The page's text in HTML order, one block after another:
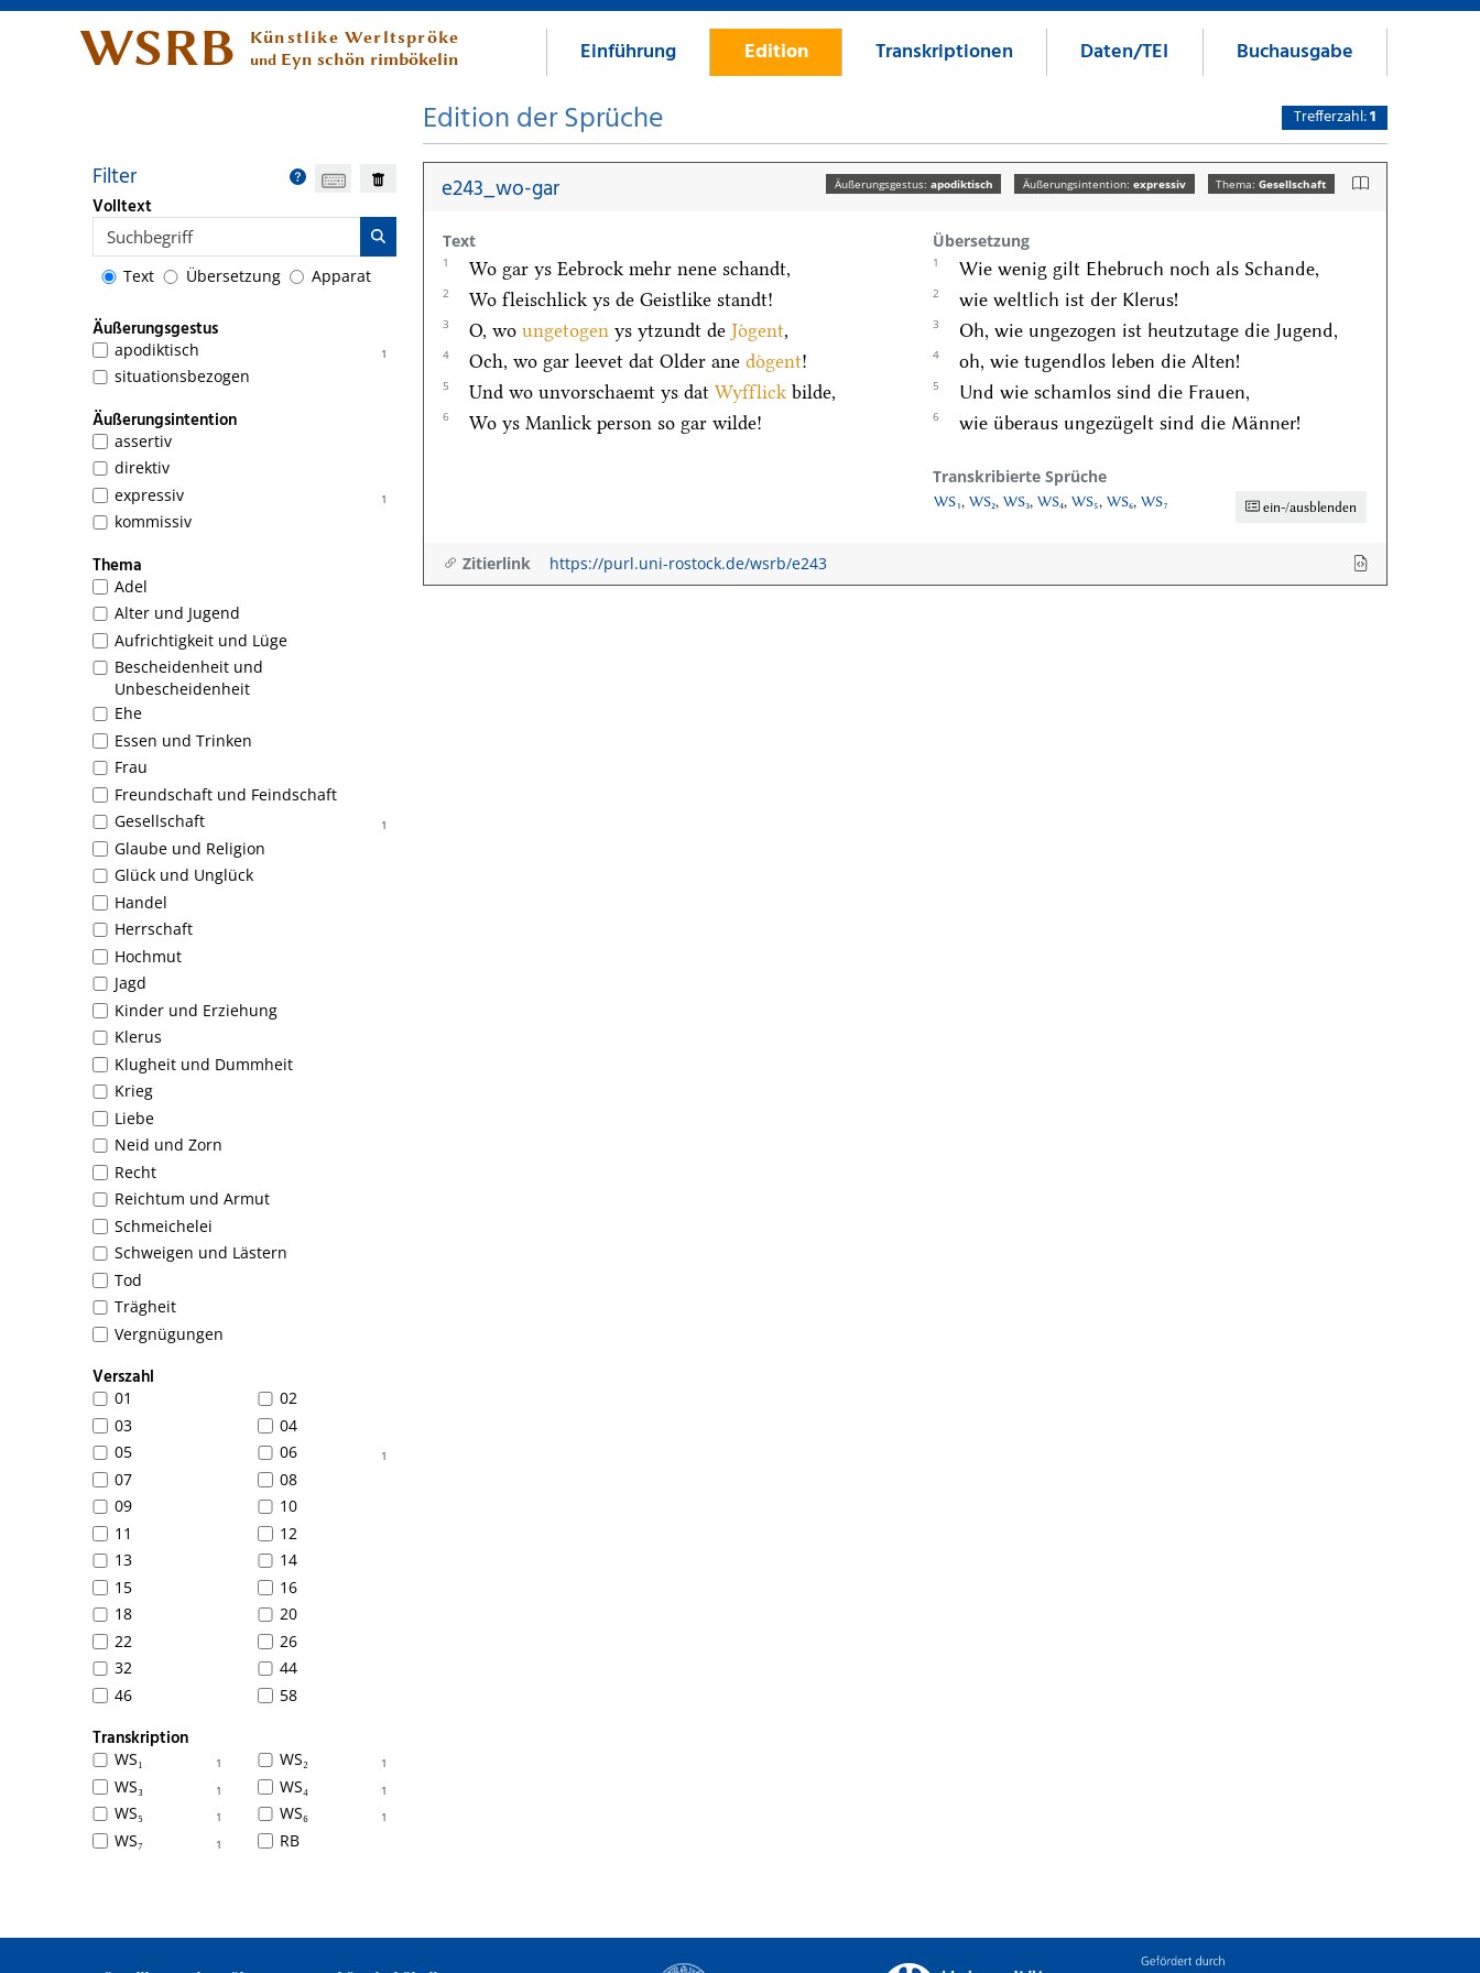
WSRB Künstlike Werltspröke
und Eyn schön rimbökelin Einführung Edition Transkriptionen Daten/TEI Buchausgabe
Filter
Volltext
Text Übersetzung Apparat
Äußerungsgestus
1
apodiktisch
situationsbezogen
Äußerungsintention
assertiv
direktiv
1
expressiv
kommissiv
Thema
Adel
Alter und Jugend
Aufrichtigkeit und Lüge
Bescheidenheit und
Unbescheidenheit
Ehe
Essen und Trinken
Frau
Freundschaft und Feindschaft
1
Gesellschaft
Glaube und Religion
Glück und Unglück
Handel
Herrschaft
Hochmut
Jagd
Kinder und Erziehung
Klerus
Klugheit und Dummheit
Krieg
Liebe
Neid und Zorn
Recht
Reichtum und Armut
Schmeichelei
Schweigen und Lästern
Tod
Trägheit
Vergnügungen
Verszahl
01
02
03
04
05
1
06
07
08
09
10
11
12
13
14
15
16
18
20
22
26
32
44
46
58
Transkription
1
WS₁ 1
WS₂
1
WS₃ 1
WS₄
1
WS₅ 1
WS₆
1
WS₇ RB
Edition der Sprüche Trefferzahl:1
Äußerungsgestus: apodiktisch Äußerungsintention:expressiv Thema:Gesellschaft
e243_wo-gar
Text Übersetzung
1 Wo gar ys Eebrock mehr nene schandt, 1 Wie wenig gilt Ehebruch noch als Schande,
2 Wo fleischlick ys de Geistlike standt! 2 wie weltlich ist der Klerus!
3 O, wo ungetogen ys ytzundt de Joͤgent, 3 Oh, wie ungezogen ist heutzutage die Jugend,
4 Och, wo gar leevet dat Older ane doͤgent! 4 oh, wie tugendlos leben die Alten!
5 Und wo unvorschaemt ys dat Wyfflick bilde, 5 Und wie schamlos sind die Frauen,
6 Wo ys Manlick person so gar wilde! 6 wie überaus ungezügelt sind die Männer!
Transkribierte Sprüche
ein-/ausblenden
WS₁, WS₂, WS₃, WS₄, WS₅, WS₆, WS₇
Zitierlink https://purl.uni-rostock.de/wsrb/e243